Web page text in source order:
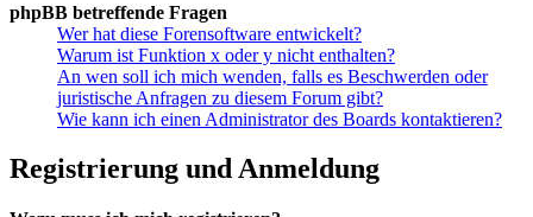
phpBB betreffende Fragen
Wer hat diese Forensoftware entwickelt?
Warum ist Funktion x oder y nicht enthalten?
An wen soll ich mich wenden, falls es Beschwerden oder
juristische Anfragen zu diesem Forum gibt?
Wie kann ich einen Administrator des Boards kontaktieren?
Registrierung und Anmeldung